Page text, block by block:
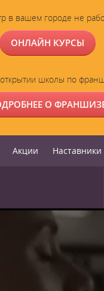
вашем городе не
ОНЛАЙН КУРСЫ
школы по
О
Акции Наставники